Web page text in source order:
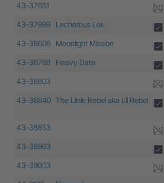
43-37851
43-37999 Lecherous Lou
43-38606 Moonlight Mission
43-38788 Heavy Date
43-38803
43-38840 The Little Rebel aka Lil Rebel
43-38853
43-38963
43-39003